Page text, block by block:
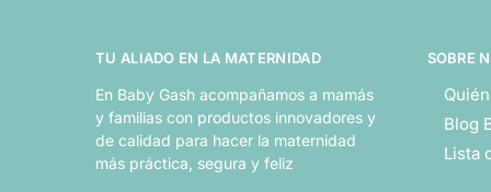
TU ALIADO EN LA MATERNIDAD
En Baby Gash acompañamos a mamás
y familias con productos innovadores y
de calidad para hacer la maternidad
más práctica, segura y feliz
SOBRE
Blog
Lista